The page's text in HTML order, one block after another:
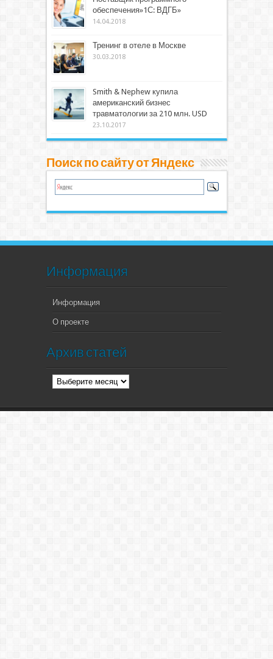
обеспечения»1С: ВДГБ»
14.04.2018
Тренинг в отеле в Москве
30.03.2018
Smith & Nephew купила
американский бизнес
травматологии за 210 млн. USD
23.10.2017
Поиск по сайту от Яндекс
Информация
Информация
О проекте
Архив статей
Архив
статей